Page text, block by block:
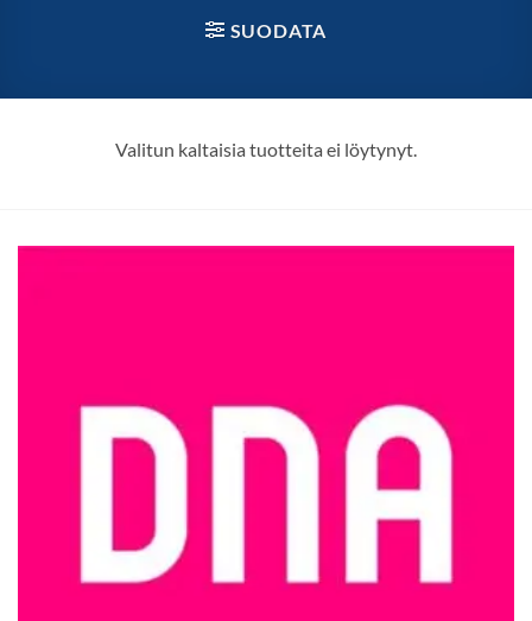
SUODATA
Valitun kaltaisia tuotteita ei löytynyt.